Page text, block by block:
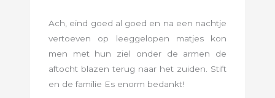
Ach, eind goed al goed en na een nachtje
vertoeven op leeggelopen matjes kon
men met hun ziel onder de armen de
aftocht blazen terug naar het zuiden. Stift
en de familie Es enorm bedankt!